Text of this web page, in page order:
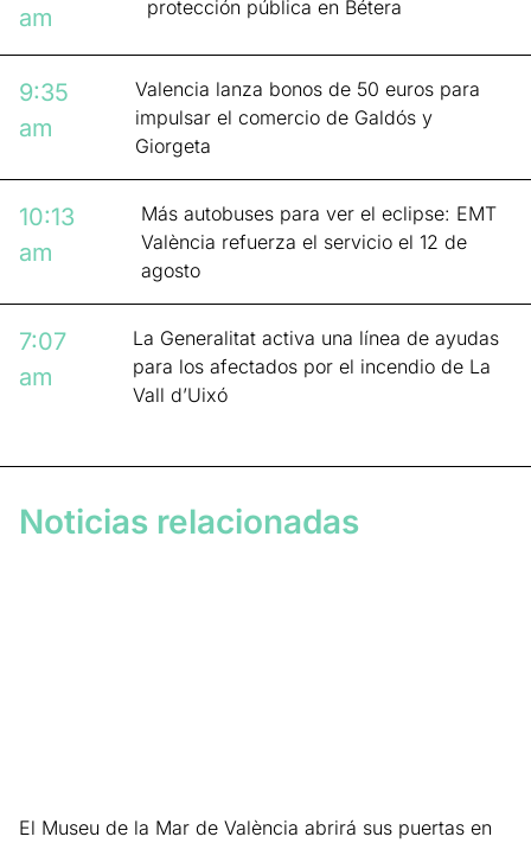
am
protección pública en Bétera
9:35
am
Valencia lanza bonos de 50 euros para
impulsar el comercio de Galdós y
Giorgeta
10:13
am
Más autobuses para ver el eclipse: EMT
València refuerza el servicio el 12 de
agosto
7:07
am
La Generalitat activa una línea de ayudas
para los afectados por el incendio de La
Vall d’Uixó
Noticias relacionadas
El Museu de la Mar de València abrirá sus puertas en